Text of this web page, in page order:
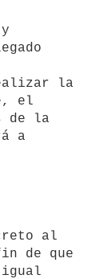
la
el
de la
a
de que
igual